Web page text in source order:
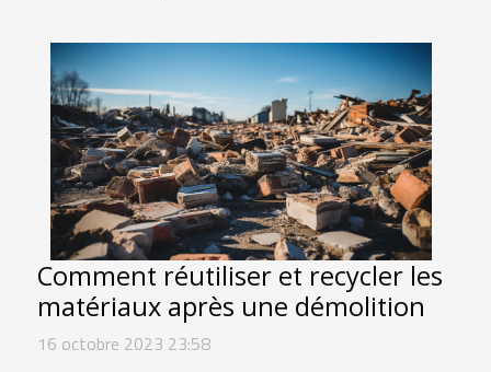
Comment réutiliser et recycler les
matériaux après une démolition
16 octobre 2023 23:58